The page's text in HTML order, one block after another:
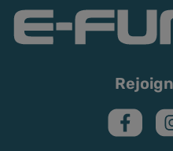
Protect sont étiquetés
48 du règlement n°1272/
réglementation en vigueur.
3 mg/mL de nicotine :
cutané, catégorie 4.
6 mg/mL et plus de
contact cutané,